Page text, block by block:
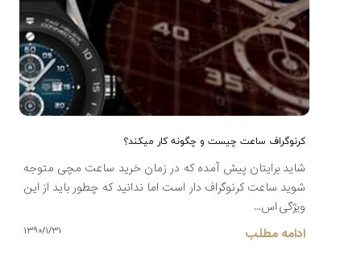
کرنوگراف ساعت چیست و چگونه کار میکند؟
شاید برایتان پیش آمده که در زمان خرید ساعت مچی متوجه
شوید ساعت کرنوگراف دار است اما ندانید که چطور باید از این
ویژگی اس...
ادامه مطلب ۱۳۹۰/۱/۳۱